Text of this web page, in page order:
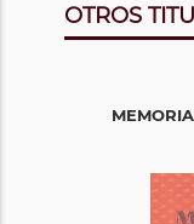
OTROS